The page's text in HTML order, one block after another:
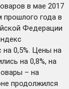
в мае 2017
прошлого года в
Федерации
на 0,5%. Цены на
на 0,8%, на
– на
продолжился